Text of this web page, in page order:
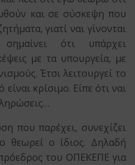
και σε σύσκεψη που
γιατί ναι γίνονται
ότι υπάρχει
με τα υπουργεία, με
Έτσι λειτουργεί το
κρίσιμο. Είπε ότι ναι
που παρέχει, συνεχίζει
θεωρεί ο ίδιος. Δηλαδή
του ΟΠΕΚΕΠΕ για